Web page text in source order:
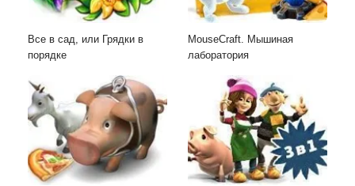
Все в сад, или Грядки в
порядке
MouseCraft. Мышиная
лаборатория